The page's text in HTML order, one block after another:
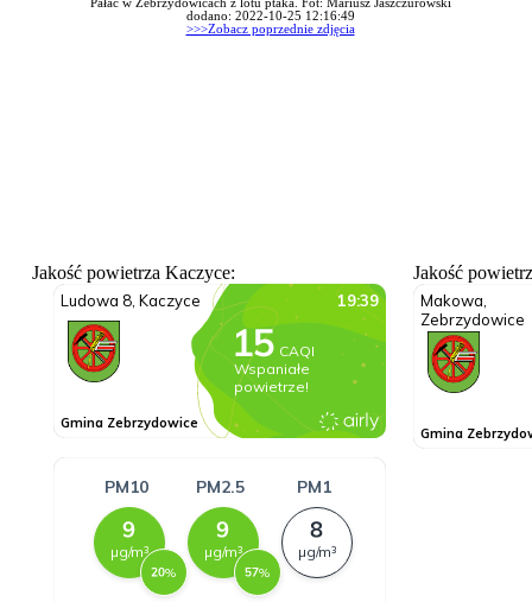
Pałac w Zebrzydowicach z lotu ptaka. Fot: Mariusz Jaszczurowski
dodano: 2022-10-25 12:16:49
>>>Zobacz poprzednie zdjęcia
Jakość powietrza Kaczyce: Jakość